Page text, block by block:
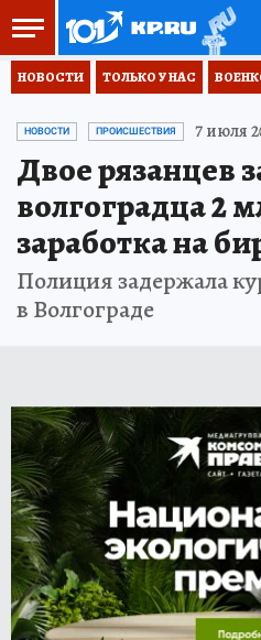
НОВОСТИ ТОЛЬКО У НАС
НОВОСТИ ПРОИСШЕСТВИЯ 7 июля
Двое рязанцев
волгоградца 2
заработка на
Полиция задержала
в Волгограде